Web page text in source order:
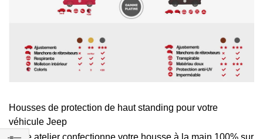
Housses de protection de haut standing pour votre
véhicule Jeep
Notre atelier confectionne votre housse à la main 100% sur